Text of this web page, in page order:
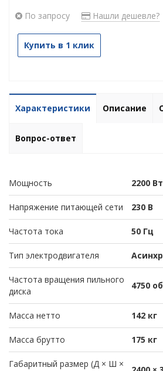
По запросу Нашли дешевле?
Купить в 1 клик
Характеристики Описание
Вопрос-ответ
Мощность 2200 Вт
Напряжение питающей сети 230 В
Частота тока 50 Гц
Тип электродвигателя
Частота вращения пильного
диска
4750
Масса нетто 142 кг
Масса брутто 175 кг
Габаритный размер (Д × Ш ×